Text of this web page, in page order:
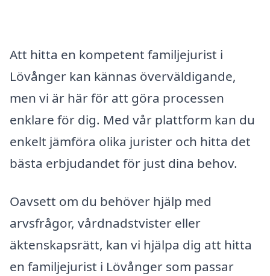
Att hitta en kompetent familjejurist i
Lövånger kan kännas överväldigande,
men vi är här för att göra processen
enklare för dig. Med vår plattform kan du
enkelt jämföra olika jurister och hitta det
bästa erbjudandet för just dina behov.
Oavsett om du behöver hjälp med
arvsfrågor, vårdnadstvister eller
äktenskapsrätt, kan vi hjälpa dig att hitta
en familjejurist i Lövånger som passar